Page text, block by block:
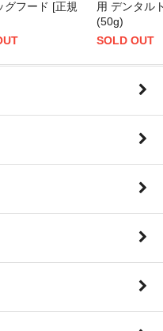
グフード [正規
用 デンタル
(50g)
SOLD OUT